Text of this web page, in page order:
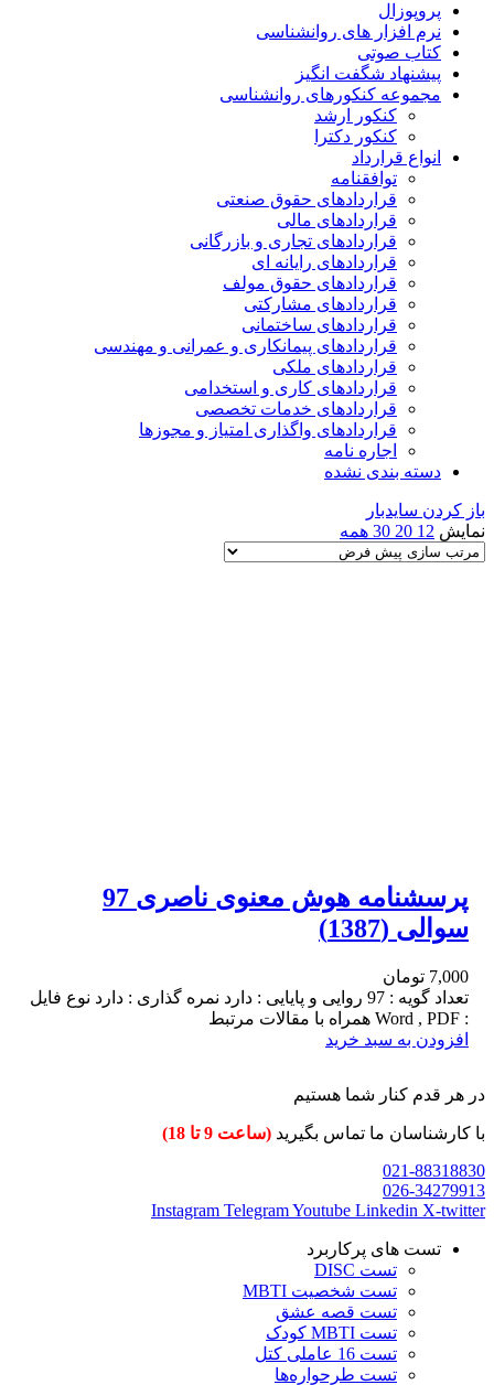
پروپوزال
نرم افزار های روانشناسی
کتاب صوتی
پیشنهاد شگفت انگیز
مجموعه کنکورهای روانشناسی
کنکور ارشد
کنکور دکترا
انواع قرارداد
توافقنامه
قراردادهای حقوق صنعتی
قراردادهای مالی
قراردادهای تجاری و بازرگانی
قراردادهای رایانه ای
قراردادهای حقوق مولف
قراردادهای مشارکتی
قراردادهای ساختمانی
قراردادهای پیمانکاری و عمرانی و مهندسی
قراردادهای ملکی
قراردادهای کاری و استخدامی
قراردادهای خدمات تخصصی
قراردادهای واگذاری امتیاز و مجوزها
اجاره نامه
دسته بندی نشده
باز کردن سایدبار
نمایش 12
20
30 همه
پرسشنامه هوش معنوی ناصری 97
سوالی (1387)
7,000 تومان
تعداد گویه : 97 روایی و پایایی : دارد نمره گذاری : دارد نوع فایل
: Word , PDF همراه با مقالات مرتبط
افزودن به سبد خرید
در هر قدم کنار شما هستیم
با کارشناسان ما تماس بگیرید (ساعت 9 تا 18)
021-88318830
026-34279913
Instagram TelegramYoutube Linkedin X-twitter
تست های پرکاربرد
تست DISC
تست شخصیت MBTI
تست قصه عشق
تست MBTI کودک
تست 16 عاملی کتل
تست طرحواره‌ها